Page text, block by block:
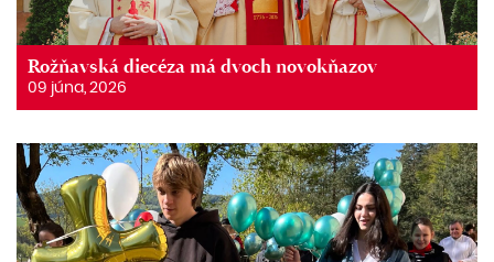
Rožňavská diecéza má dvoch novokňazov
09 júna, 2026